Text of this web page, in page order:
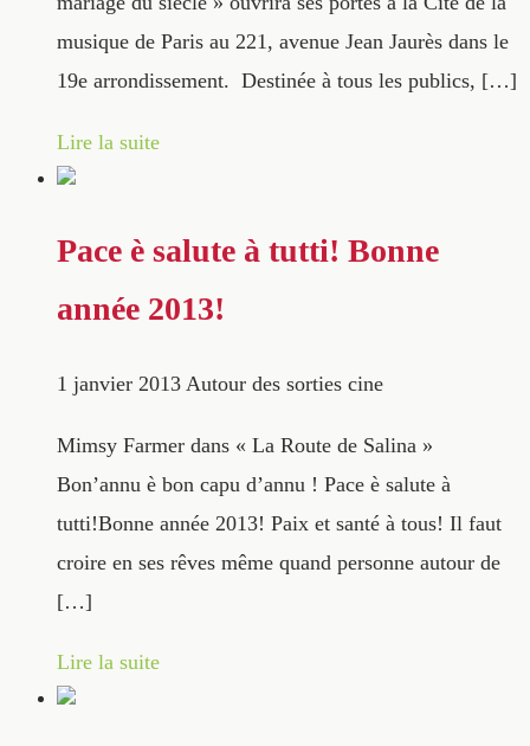
musique de Paris au 221, avenue Jean Jaurès dans le
19e arrondissement. Destinée à tous les publics, […]
Lire la suite
Pace è salute à tutti! Bonne
année 2013!
1 janvier 2013 Autour des sorties cine
Mimsy Farmer dans « La Route de Salina »
Bon’annu è bon capu d’annu ! Pace è salute à
tutti!Bonne année 2013! Paix et santé à tous! Il faut
croire en ses rêves même quand personne autour de
[…]
Lire la suite